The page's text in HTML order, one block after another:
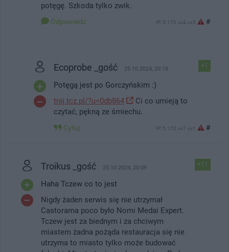
potęgę. Szkoda tylko zwik.
Odpowiedz IP: 5.172.xx4.xx5 #
+1
Ecoprobe _gość 25.10.2024, 20:18
Potęgą jest po Gorczyńskim :)
tnij.tcz.pl/?u=0db864
Ci co umieją to
czytać, pękną ze śmiechu.
Cytuj IP: 5.172.xx7.xx1 #
+11
Troikus _gość 25.10.2024, 20:09
Haha Tczew co to jest
Nigdy żaden serwis się nie utrzymał
Castorama poco było Nomi Medai Expert.
Tczew jest za biednym i za chciwym
miastem żadna pożąda restauracja się nie
utrzyma to miasto tylko może budować